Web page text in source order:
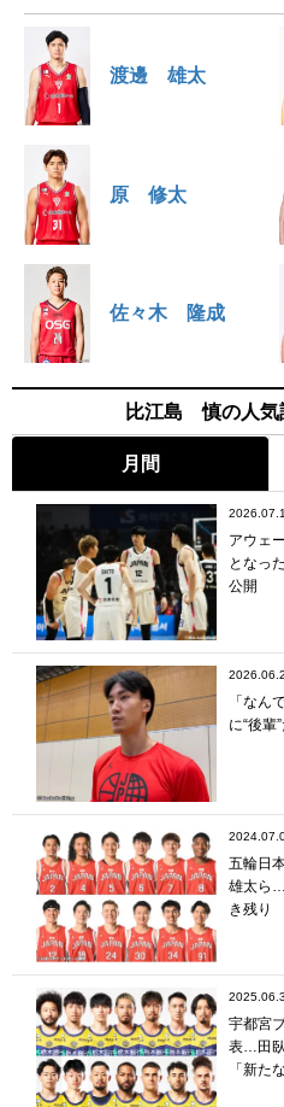
渡邊 雄太
原 修太
佐々木 隆成
比江島 慎の人気
月間
アウェ
となっ
公開
「なん
に“後
五輪日
雄太ら
き残り
宇都宮
表…田
「新た